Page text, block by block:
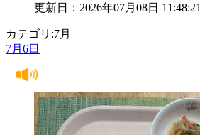
更新日：2026年07月08日 11:48:21
カテゴリ:7月
7月6日